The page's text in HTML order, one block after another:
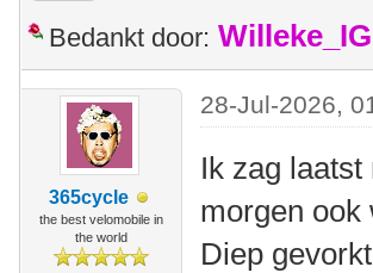
Bedankt door:
365cycle
the best velomobile in
the world
28-Jul-2026,
Ik zag
morgen ook
Diep